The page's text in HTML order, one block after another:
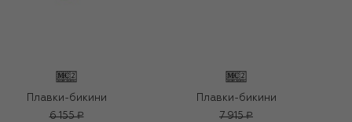
Плавки-бикини
6 155 ₽
Плавки-бикини
7 915 ₽